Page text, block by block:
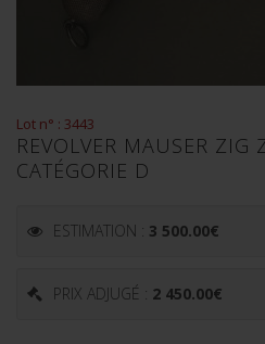
Lot n° : 3443
REVOLVER MAUSER ZIG
CATÉGORIE D
ESTIMATION : 3 500.00€
PRIX ADJUGÉ : 2 450.00€